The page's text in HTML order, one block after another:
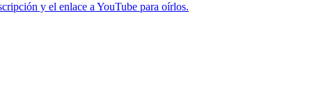
y el enlace a YouTube para oírlos.